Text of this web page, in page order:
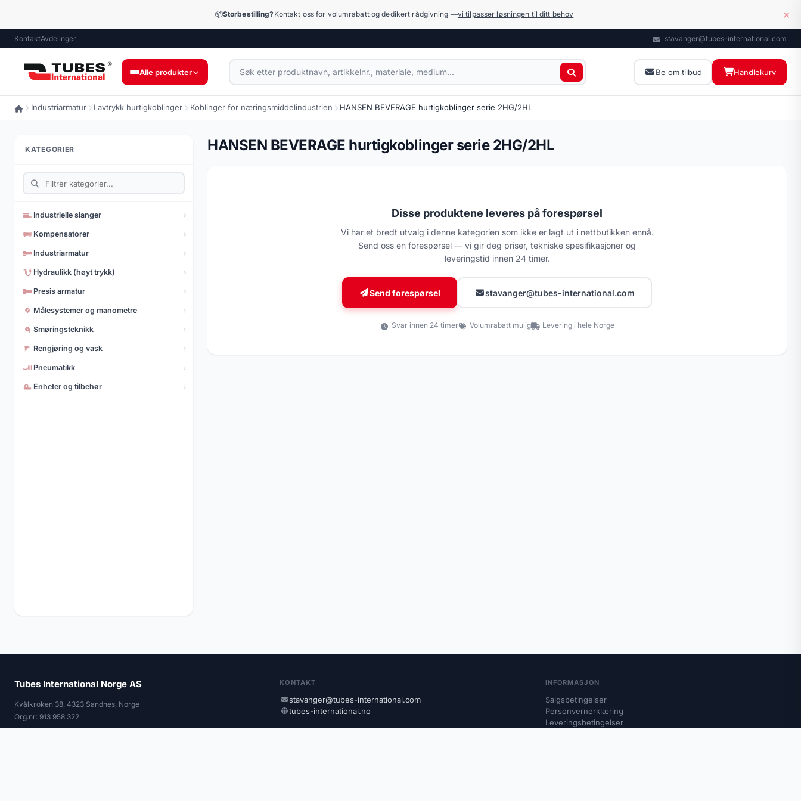
📦Storbestilling? Kontakt oss for volumrabatt og dedikert rådgivning —vi tilpasser løsningen til ditt behov ×
KontaktAvdelinger stavanger@tubes-international.com
Alle produkter
Industrielle slanger Kompensatorer
Industriarmatur Hydraulikk (høyt trykk)
Presis armatur
Smøringsteknikk Rengjøring og vask
936 produkter
Pneumatikk
1.793 produkter
Be om tilbud Handlekurv
Industriarmatur Lavtrykk hurtigkoblinger Koblinger for næringsmiddelindustrien HANSEN BEVERAGE hurtigkoblinger serie 2HG/2HL
KATEGORIER
Industrielle slanger
Kompensatorer
Industriarmatur
Hydraulikk (høyt trykk)
Presis armatur
Målesystemer og manometre
Smøringsteknikk
Rengjøring og vask
Pneumatikk
Enheter og tilbehør
HANSEN BEVERAGE hurtigkoblinger serie 2HG/2HL
Disse produktene leveres på forespørsel
Vi har et bredt utvalg i denne kategorien som ikke er lagt ut i nettbutikken ennå.
Send oss en forespørsel — vi gir deg priser, tekniske spesifikasjoner og
leveringstid innen 24 timer.
Send forespørsel stavanger@tubes-international.com
Svar innen 24 timer Volumrabatt mulig Levering i hele Norge
Tubes International Norge AS
Kvålkroken 38, 4323 Sandnes, Norge
Org.nr: 913 958 322
KONTAKT
stavanger@tubes-international.com
tubes-international.no
INFORMASJON
Salgsbetingelser
Personvernerklæring
Leveringsbetingelser